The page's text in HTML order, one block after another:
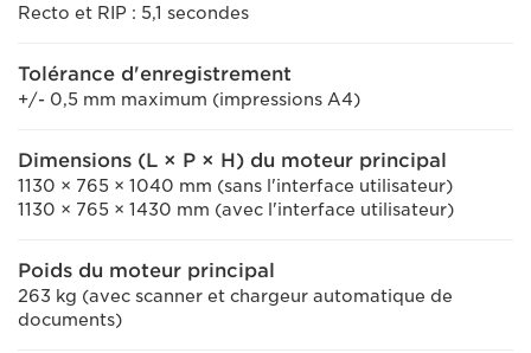
Recto et RIP : 5,1 secondes
Tolérance d'enregistrement
+/- 0,5 mm maximum (impressions A4)
Dimensions (L × P × H) du moteur principal
1130 × 765 × 1040 mm (sans l'interface utilisateur)
1130 × 765 × 1430 mm (avec l'interface utilisateur)
Poids du moteur principal
263 kg (avec scanner et chargeur automatique de
documents)